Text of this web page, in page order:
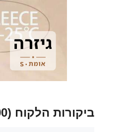
ביקורות הלקוח (1000+)